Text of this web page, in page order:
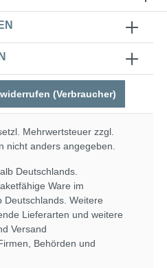
(Verbraucher)
Mehrwertsteuer zzgl.
nicht anders angegeben.
Deutschlands.
Ware im
Deutschlands. Weitere
Lieferarten und weitere
Versand
Behörden und